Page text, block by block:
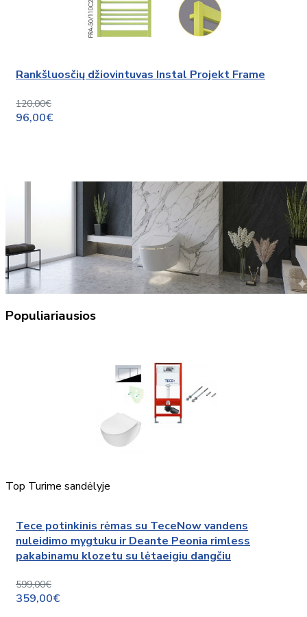
Rankšluosčių džiovintuvas Instal Projekt Frame
120,00€
96,00€
Populiariausios
Top Turime sandėlyje
Tece potinkinis rėmas su TeceNow vandens
nuleidimo mygtuku ir Deante Peonia rimless
pakabinamu klozetu su lėtaeigiu dangčiu
599,00€
359,00€